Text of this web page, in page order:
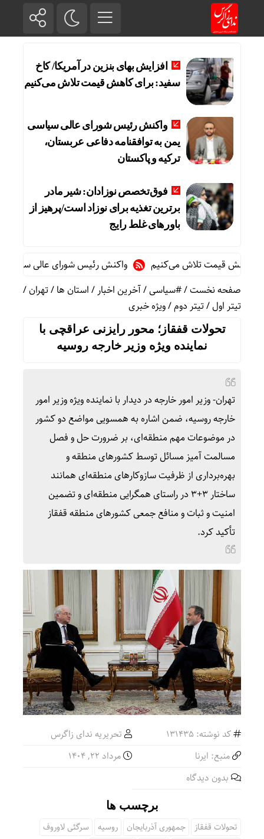
افزایش بهای بنزین در آمریکا/ کاخ
سفید: برای کاهش قیمت تلاش می‌کنیم
واکنش رئیس شورای عالی سیاسی
یمن به توافقنامه دفاعی عربستان،
ترکیه و پاکستان
فوق‌تخصص نوزادان: شیر مادر
برترین تغذیه برای نوزاد است/پرهیز از
باورهای غلط رایج
کاهش قیمت تلاش می‌کنیم
واکنش رئیس شورای عالی سیاسی یمن
صفحه نخست/#سیاسی/آخرین اخبار/استان ها/تهران/
تیتر اول/تیتر دوم/ویژه خبری
تحولات قفقاز؛ محور رایزنی عراقچی با
نماینده ویژه وزیر خارجه روسیه
تهران- وزیر امور خارجه در دیدار با نماینده ویژه وزیر امور
خارجه روسیه، ضمن اشاره به همسویی مواضع دو کشور
در موضوعات مهم منطقه‌ای، بر ضرورت حل و فصل
مسالمت آمیز مسائل توسط کشورهای منطقه و
بهره‌برداری از ظرفیت سازوکارهای منطقه‌ای همانند
ساختار ۳+۳ در راستای همگرایی منطقه‌ای و تضمین
امنیت و ثبات و منافع جمعی کشورهای منطقه قفقاز
تأکید کرد.
کد نوشته: 131435
تحریریه ندای زاگرس
منبع: ایرنا
مرداد ۲۲, ۱۴۰۴
بدون دیدگاه
برچسب ها
تحولات قفقاز جمهوری آذربایجان روسیه
سرگئی لاوروف